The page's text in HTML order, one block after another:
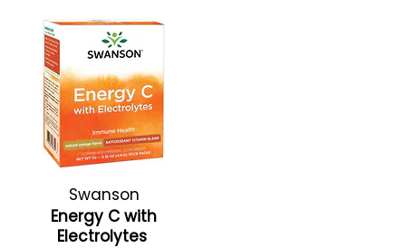
Swanson
Energy C with
Electrolytes